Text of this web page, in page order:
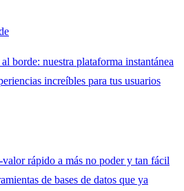
borde: nuestra plataforma instantánea
increíbles para tus usuarios
rápido a más no poder y tan fácil
de bases de datos que ya